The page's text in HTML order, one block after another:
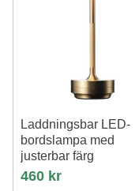
Laddningsbar LED-
bordslampa med
justerbar färg
Guld, touch-dimbar, IP20
460 kr